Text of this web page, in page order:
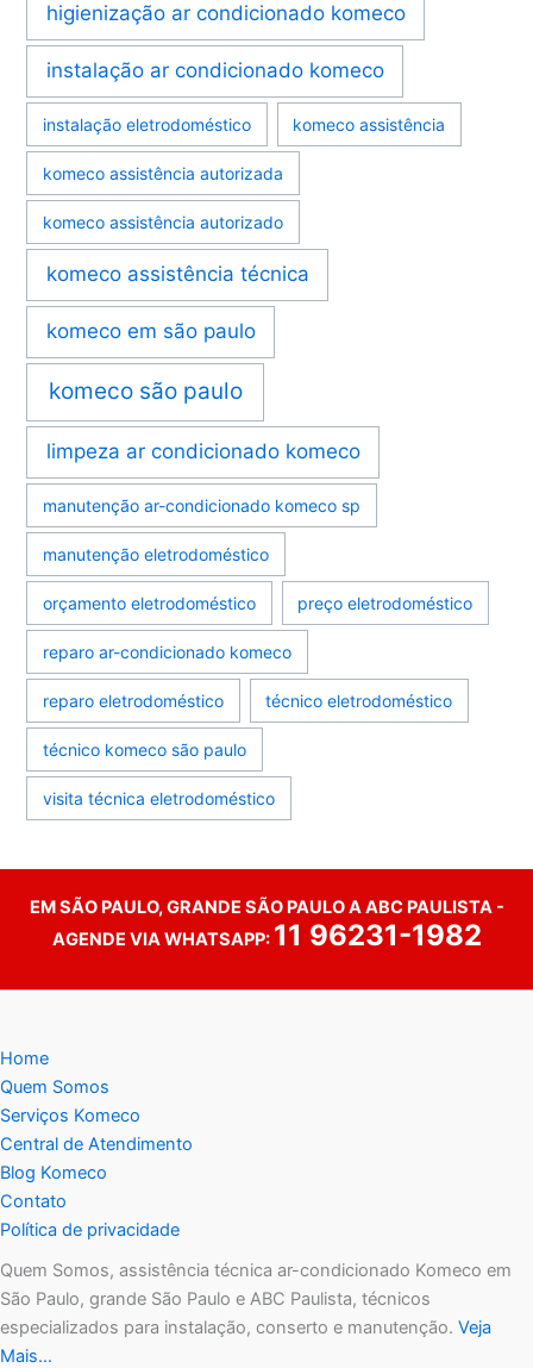
higienização ar condicionado komeco
instalação ar condicionado komeco
instalação eletrodoméstico komeco assistência
komeco assistência autorizada
komeco assistência autorizado
komeco assistência técnica
komeco em são paulo
komeco são paulo
limpeza ar condicionado komeco
manutenção ar-condicionado komeco sp
manutenção eletrodoméstico
orçamento eletrodoméstico preço eletrodoméstico
reparo ar-condicionado komeco
reparo eletrodoméstico técnico eletrodoméstico
técnico komeco são paulo
visita técnica eletrodoméstico
EM SÃO PAULO, GRANDE SÃO PAULO A ABC PAULISTA -
AGENDE VIA WHATSAPP: 11 96231-1982
Home
Quem Somos
Serviços Komeco
Central de Atendimento
Blog Komeco
Contato
Política de privacidade
Quem Somos, assistência técnica ar-condicionado Komeco em
São Paulo, grande São Paulo e ABC Paulista, técnicos
especializados para instalação, conserto e manutenção. Veja
Mais…